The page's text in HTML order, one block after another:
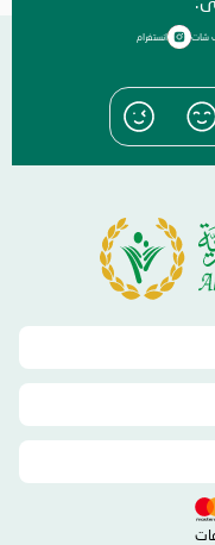
شات انستغرام